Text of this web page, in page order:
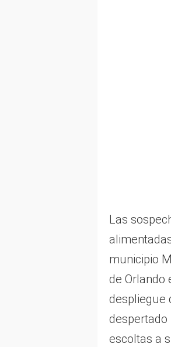
Las
municipio
de Orlando
despliegue
despertado
escoltas a